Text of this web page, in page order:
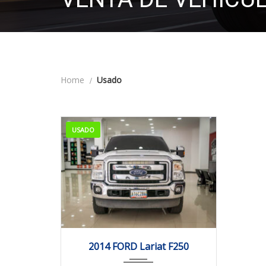
Home Usado
USADO
2014 Autom... 96264
2014 FORD Lariat F250